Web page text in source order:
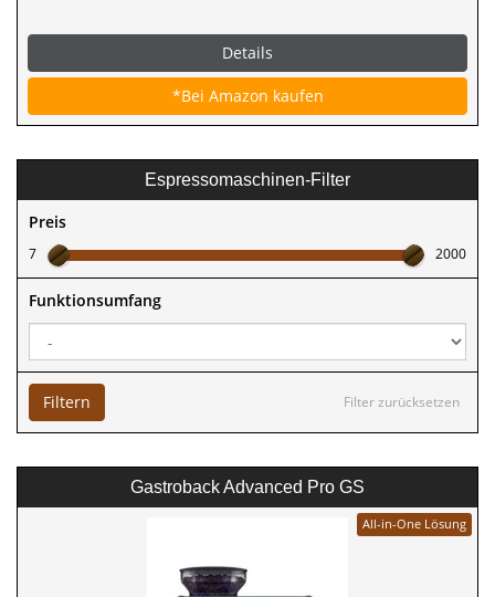
Details
*Bei Amazon kaufen
Espressomaschinen-Filter
Preis
7 2000
Funktionsumfang
Filter zurücksetzen
Filtern
Gastroback Advanced Pro GS
All-in-One Lösung